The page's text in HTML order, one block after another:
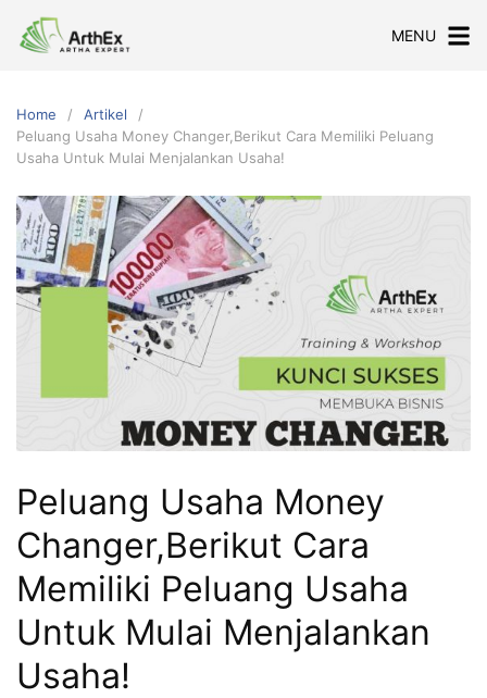
MENU
Home
Artikel
Peluang Usaha Money Changer,Berikut Cara Memiliki Peluang
Usaha Untuk Mulai Menjalankan Usaha!
Peluang Usaha Money
Changer,Berikut Cara
Memiliki Peluang Usaha
Untuk Mulai Menjalankan
Usaha!